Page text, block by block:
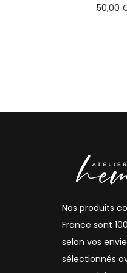
50,00
Nos produits
France sont
selon vos
sélectionnés